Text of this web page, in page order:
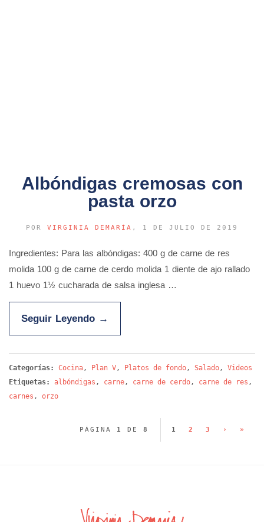
Albóndigas cremosas con
pasta orzo
POR VIRGINIA DEMARÍA , 1 DE JULIO DE 2019
Ingredientes: Para las albóndigas: 400 g de carne de res
molida 100 g de carne de cerdo molida 1 diente de ajo rallado
1 huevo 1½ cucharada de salsa inglesa …
Seguir Leyendo →
Categorías: Cocina, Plan V, Platos de fondo, Salado, Videos
Etiquetas:
albóndigas , carne, carne de cerdo, carne de res ,
carnes , orzo
1 2 3 › »
PÁGINA 1 DE 8